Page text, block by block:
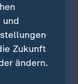
und
Zukunft
ändern.